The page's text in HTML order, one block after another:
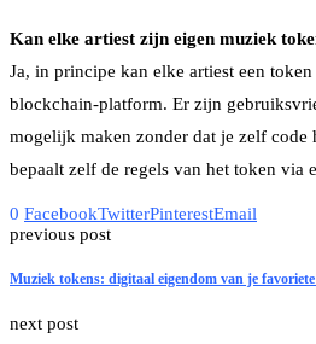
Kan elke artiest zijn eigen muziek
Ja, in principe kan elke artiest een
blockchain-platform. Er zijn
mogelijk maken zonder dat je zelf code
bepaalt zelf de regels van het token via
0 FacebookTwitterPinterestEmail
previous post
Muziek tokens: digitaal eigendom van je
next post